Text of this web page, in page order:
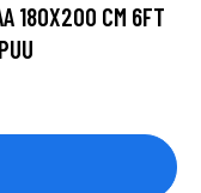
180X200 CM 6FT